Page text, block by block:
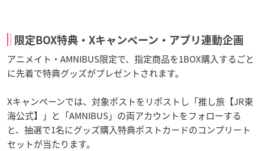
限定BOX特典・Xキャンペーン・アプリ連動企画
アニメイト・AMNIBUS限定で、指定商品を1BOX購入するごと
に先着で特典グッズがプレゼントされます。
Xキャンペーンでは、対象ポストをリポストし「推し旅【JR東
海公式】」と「AMNIBUS」の両アカウントをフォローする
と、抽選で1名にグッズ購入特典ポストカードのコンプリート
セットが当たります。